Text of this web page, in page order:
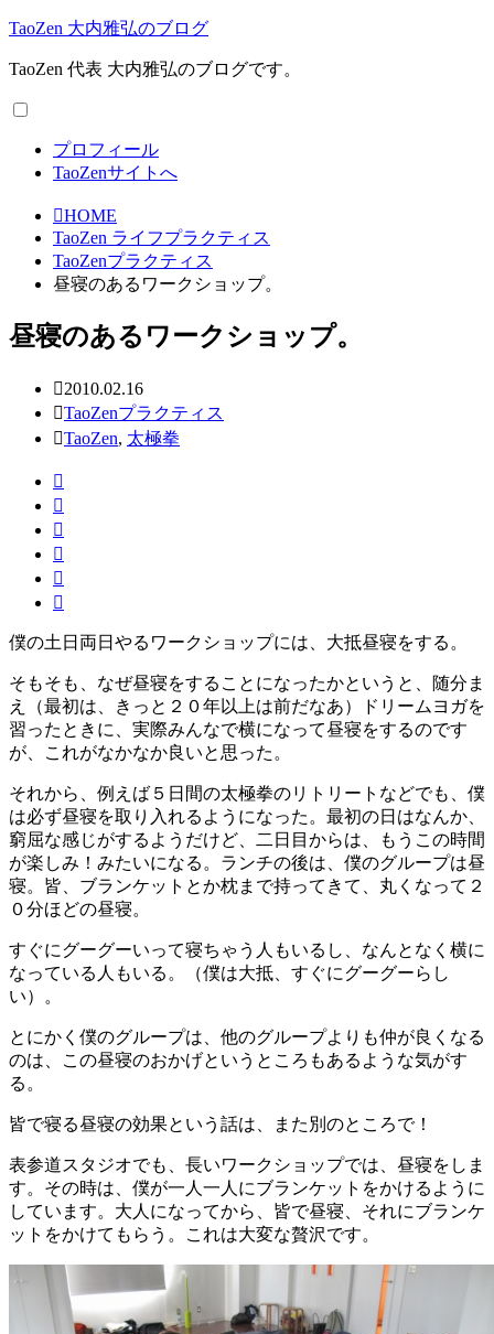
TaoZen 大内雅弘のブログ
TaoZen 代表 大内雅弘のブログです。
プロフィール
TaoZenサイトへ
HOME
TaoZen ライフプラクティス
TaoZenプラクティス
昼寝のあるワークショップ。
昼寝のあるワークショップ。
2010.02.16
TaoZenプラクティス
TaoZen, 太極拳
僕の土日両日やるワークショップには、大抵昼寝をする。
そもそも、なぜ昼寝をすることになったかというと、随分ま
え（最初は、きっと２０年以上は前だなあ）ドリームヨガを
習ったときに、実際みんなで横になって昼寝をするのです
が、これがなかなか良いと思った。
それから、例えば５日間の太極拳のリトリートなどでも、僕
は必ず昼寝を取り入れるようになった。最初の日はなんか、
窮屈な感じがするようだけど、二日目からは、もうこの時間
が楽しみ！みたいになる。ランチの後は、僕のグループは昼
寝。皆、ブランケットとか枕まで持ってきて、丸くなって２
０分ほどの昼寝。
すぐにグーグーいって寝ちゃう人もいるし、なんとなく横に
なっている人もいる。（僕は大抵、すぐにグーグーらし
い）。
とにかく僕のグループは、他のグループよりも仲が良くなる
のは、この昼寝のおかげというところもあるような気がす
る。
皆で寝る昼寝の効果という話は、また別のところで！
表参道スタジオでも、長いワークショップでは、昼寝をしま
す。その時は、僕が一人一人にブランケットをかけるように
しています。大人になってから、皆で昼寝、それにブランケ
ットをかけてもらう。これは大変な贅沢です。